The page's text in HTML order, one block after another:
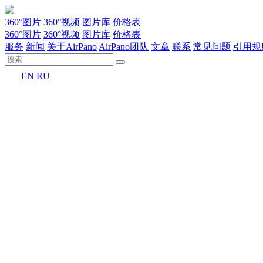
360°图片 360°视频 图片库 价格表
360°图片 360°视频 图片库 价格表
服务 新闻 关于AirPano AirPano团队 文章 联系 常见问题 引用
EN RU